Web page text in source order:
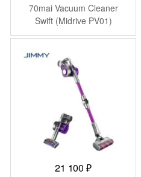
70mai Vacuum Cleaner
Swift (Midrive PV01)
21 100₽